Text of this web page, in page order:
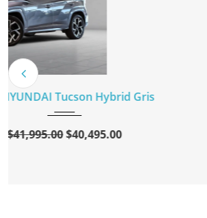
2020 Automatique
2020 KIA Sorento Blanc
$22,995.00